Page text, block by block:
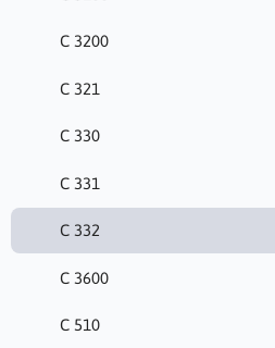
C 3200
C 321
C 330
C 331
C 332
C 3600
C 510